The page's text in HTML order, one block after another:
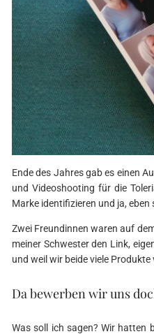
Ende des Jahres gab es einen
und Videoshooting für die
Marke identifizieren und ja, eben
Zwei Freundinnen waren auf
meiner Schwester den Link,
und weil wir beide viele
Da bewerben wir uns
Was soll ich sagen? Wir hatten